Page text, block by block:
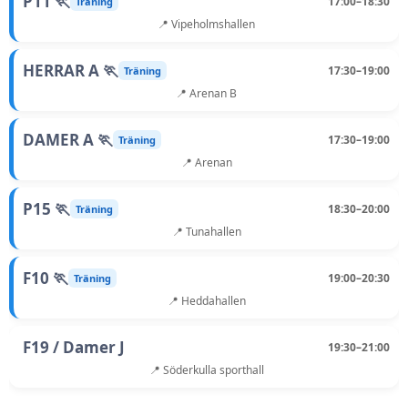
📍 Vipeholmshallen
HERRAR A 🏃 Träning
17:30–19:00
📍 Arenan B
DAMER A 🏃 Träning
17:30–19:00
📍 Arenan
P15 🏃 Träning
18:30–20:00
📍 Tunahallen
F10 🏃 Träning
19:00–20:30
📍 Heddahallen
F19 / Damer J
19:30–21:00
📍 Söderkulla sporthall